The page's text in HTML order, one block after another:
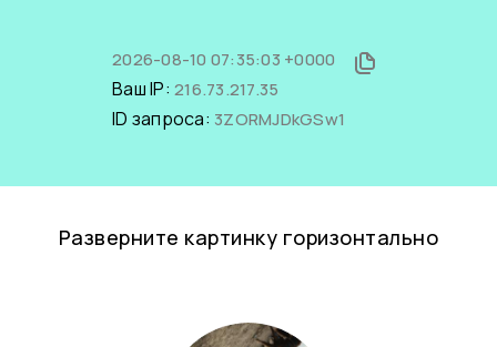
2026-08-10 07:35:03 +0000
Ваш IP: 216.73.217.35
ID запроса: 3ZORMJDkGSw1
Разверните картинку горизонтально